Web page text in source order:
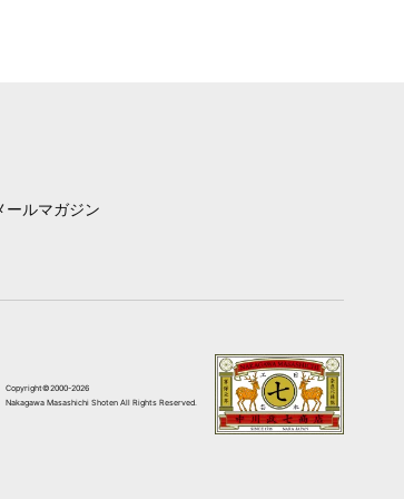
ールマガジン
Copyright©2000-2026
Nakagawa Masashichi Shoten All Rights Reserved.